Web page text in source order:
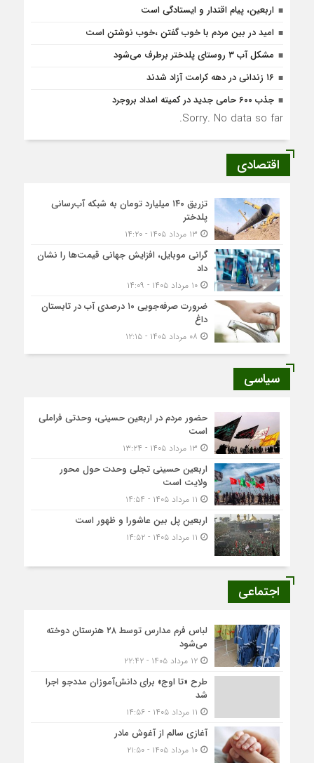
اربعین، پیام اقتدار و ایستادگی است
امید در بین مردم با خوب گفتن ،خوب نوشتن است
مشکل آب ۳ روستای پلدختر برطرف می‌شود
۱۶ زندانی در دهه کرامت آزاد شدند
جذب ۶۰۰ حامی جدید در کمیته امداد بروجرد
Sorry. No data so far.
اقتصادی
تزریق ۱۴۰ میلیارد تومان به شبکه آب‌رسانی
پلدختر
گرانی موبایل، افزایش جهانی قیمت‌ها را نشان
داد
۱۰ مرداد ۱۴۰۵ - ۱۴:۰۹
ضرورت صرفه‌جویی ۱۰ درصدی آب در تابستان
داغ
سیاسی
حضور مردم در اربعین حسینی، وحدتی فراملی
است
اربعین حسینی تجلی وحدت حول محور
ولایت است
اربعین پل بین عاشورا و ظهور است
اجتماعی
لباس فرم مدارس توسط ۲۸ هنرستان‌ دوخته
می‌شود
۱۲ مرداد ۱۴۰۵ - ۲۲:۴۲
طرح «تا اوج» برای دانش‌آموزان مددجو اجرا
شد
آغازی سالم از آغوش مادر
۱۰ مرداد ۱۴۰۵ - ۲۱:۵۰